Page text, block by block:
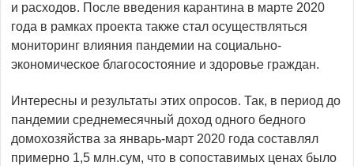
и расходов. После введения карантина в марте 2020
года в рамках проекта также стал осуществляться
мониторинг влияния пандемии на социально-
экономическое благосостояние и здоровье граждан.
Интересны и результаты этих опросов. Так, в период до
пандемии среднемесячный доход одного бедного
домохозяйства за январь-март 2020 года составлял
примерно 1,5 млн.сум, что в сопоставимых ценах было